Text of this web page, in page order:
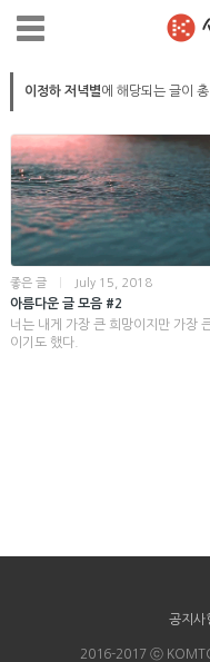
이정하 저녁별에 해당되는 글이 총
좋은 글 July 15, 2018
아름다운 글 모음 #2
너는 내게 가장 큰 희망이지만 가장
이기도 했다.
공지사
2016-2017 ⓒ